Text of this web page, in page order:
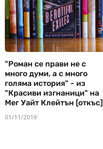
"Роман се прави не с
много думи, а с много
голяма история" - из
"Красиви изгнаници" на
Мег Уайт Клейтън [откъс]
01/11/2019